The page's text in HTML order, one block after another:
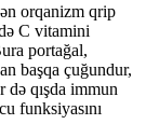
orqanizm qrip
C vitamini
portağal,
başqa çuğundur,
qışda immun
funksiyasını